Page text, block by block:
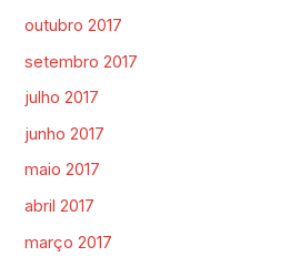
outubro 2017
setembro 2017
julho 2017
junho 2017
maio 2017
abril 2017
março 2017